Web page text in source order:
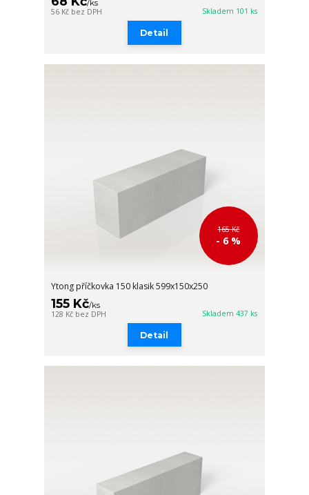
/ks
56 Kč bez DPH Skladem 101 ks
Detail
165 Kč
- 6 %
Ytong příčkovka 150 klasik 599x150x250
155 Kč/ks
128 Kč bez DPH Skladem 437 ks
Detail